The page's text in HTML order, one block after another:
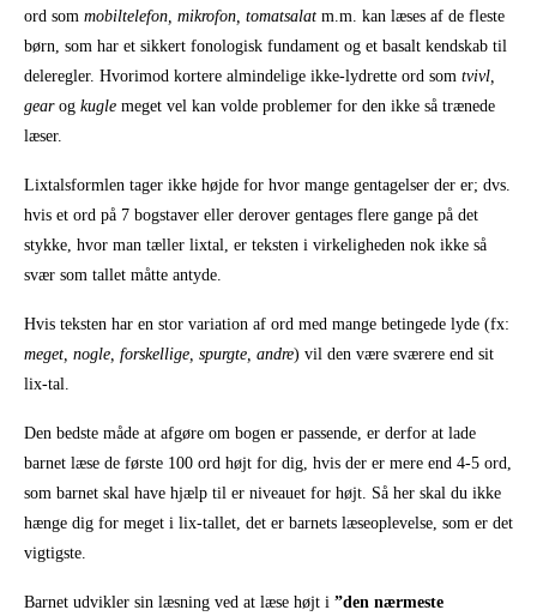
ord som mobiltelefon, mikrofon, tomatsalat m.m. kan læses af de fleste
børn, som har et sikkert fonologisk fundament og et basalt kendskab til
deleregler. Hvorimod kortere almindelige ikke-lydrette ord som tvivl,
gearog kugle meget vel kan volde problemer for den ikke så trænede
læser.
Lixtalsformlen tager ikke højde for hvor mange gentagelser der er; dvs.
hvis et ord på 7 bogstaver eller derover gentages flere gange på det
stykke, hvor man tæller lixtal, er teksten i virkeligheden nok ikke så
svær som tallet måtte antyde.
Hvis teksten har en stor variation af ord med mange betingede lyde (fx:
meget, nogle, forskellige, spurgte, andre) vil den være sværere end sit
lix-tal.
Den bedste måde at afgøre om bogen er passende, er derfor at lade
barnet læse de første 100 ord højt for dig, hvis der er mere end 4-5 ord,
som barnet skal have hjælp til er niveauet for højt. Så her skal du ikke
hænge dig for meget i lix-tallet, det er barnets læseoplevelse, som er det
vigtigste.
Barnet udvikler sin læsning ved at læse højt i ”den nærmeste